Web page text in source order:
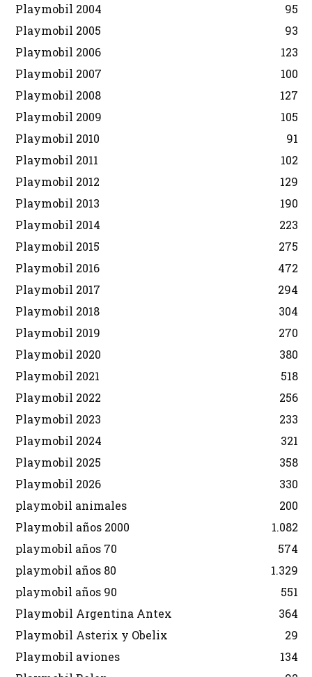
Playmobil 2004
95
Playmobil 2005
93
Playmobil 2006
123
Playmobil 2007
100
Playmobil 2008
127
Playmobil 2009
105
Playmobil 2010
91
Playmobil 2011
102
Playmobil 2012
129
Playmobil 2013
190
Playmobil 2014
223
Playmobil 2015
275
Playmobil 2016
472
Playmobil 2017
294
Playmobil 2018
304
Playmobil 2019
270
Playmobil 2020
380
Playmobil 2021
518
Playmobil 2022
256
Playmobil 2023
233
Playmobil 2024
321
Playmobil 2025
358
Playmobil 2026
330
playmobil animales
200
Playmobil años 2000
1.082
playmobil años 70
574
playmobil años 80
1.329
playmobil años 90
551
Playmobil Argentina Antex
364
Playmobil Asterix y Obelix
29
Playmobil aviones
134